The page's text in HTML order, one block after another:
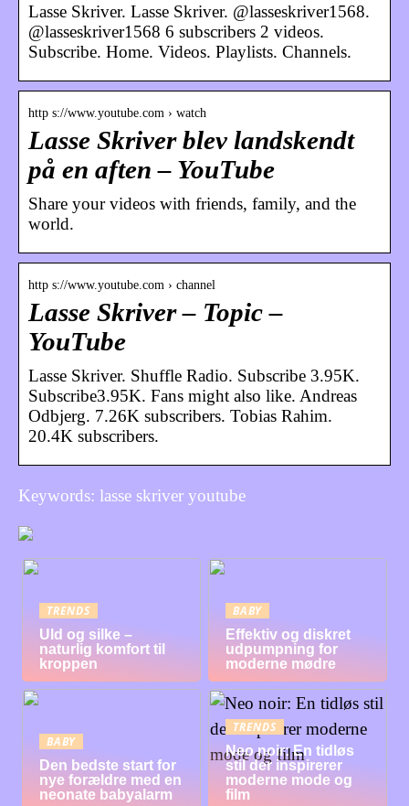
Lasse Skriver. Lasse Skriver. @lasseskriver1568.
@lasseskriver1568 6 subscribers 2 videos.
Subscribe. Home. Videos. Playlists. Channels.
http s://www.youtube.com › watch
Lasse Skriver blev landskendt
på en aften – YouTube
Share your videos with friends, family, and the
world.
http s://www.youtube.com › channel
Lasse Skriver – Topic –
YouTube
Lasse Skriver. Shuffle Radio. Subscribe 3.95K.
Subscribe3.95K. Fans might also like. Andreas
Odbjerg. 7.26K subscribers. Tobias Rahim.
20.4K subscribers.
Keywords: lasse skriver youtube
TRENDS
Uld og silke –
naturlig komfort til
kroppen
BABY
Effektiv og diskret
udpumpning for
moderne mødre
BABY
Den bedste start for
nye forældre med en
neonate babyalarm
TRENDS
Neo noir: En tidløs
stil der inspirerer
moderne mode og
film